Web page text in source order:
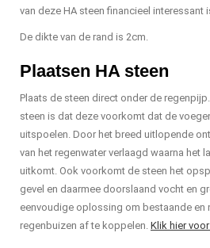
van deze HA steen financieel interessant
De dikte van de rand is 2cm.
Plaatsen HA steen
Plaats de steen direct onder de
steen is dat deze voorkomt dat de
uitspoelen. Door het breed uitlopende
van het regenwater verlaagd waarna het
uitkomt. Ook voorkomt de steen het
gevel en daarmee doorslaand vocht en
eenvoudige oplossing om bestaande en
regenbuizen af te koppelen. Klik hier